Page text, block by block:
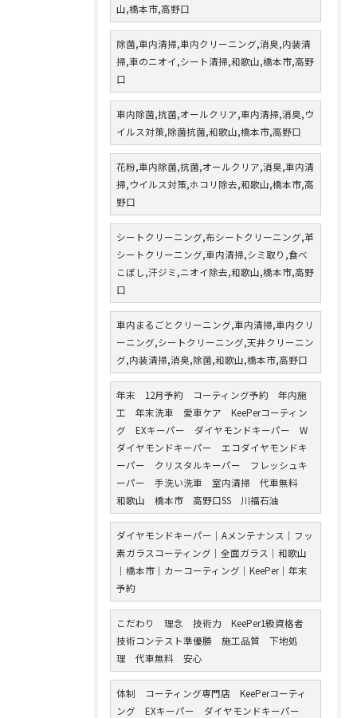
山,橋本市,高野口
除菌,車内清掃,車内クリーニング,消臭,内装清
掃,車のニオイ,シート清掃,和歌山,橋本市,高野
口
車内除菌,抗菌,オールクリア,車内清掃,消臭,ウ
イルス対策,除菌抗菌,和歌山,橋本市,高野口
花粉,車内除菌,抗菌,オールクリア,消臭,車内清
掃,ウイルス対策,ホコリ除去,和歌山,橋本市,高
野口
シートクリーニング,布シートクリーニング,革
シートクリーニング,車内清掃,シミ取り,食べ
こぼし,汗ジミ,ニオイ除去,和歌山,橋本市,高野
口
車内まるごとクリーニング,車内清掃,車内クリ
ーニング,シートクリーニング,天井クリーニン
グ,内装清掃,消臭,除菌,和歌山,橋本市,高野口
年末 12月予約 コーティング予約 年内施
工 年末洗車 愛車ケア KeePerコーティン
グ EXキーパー ダイヤモンドキーパー W
ダイヤモンドキーパー エコダイヤモンドキ
ーパー クリスタルキーパー フレッシュキ
ーパー 手洗い洗車 室内清掃 代車無料
和歌山 橋本市 高野口SS 川福石油
ダイヤモンドキーパー｜Aメンテナンス｜フッ
素ガラスコーティング｜全面ガラス｜和歌山
｜橋本市｜カーコーティング｜KeePer｜年末
予約
こだわり 理念 技術力 KeePer1級資格者
技術コンテスト準優勝 施工品質 下地処
理 代車無料 安心
体制 コーティング専門店 KeePerコーティ
ング EXキーパー ダイヤモンドキーパー